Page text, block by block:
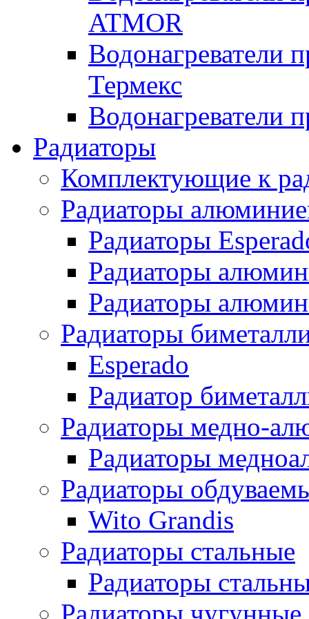
ATMOR
Водонагреватели
Термекс
Водонагреватели
Радиаторы
Комплектующие к
Радиаторы
Радиаторы
Радиаторы
Радиаторы
Радиаторы
Esperado
Радиатор
Радиаторы медно-
Радиаторы
Радиаторы
Wito Grandis
Радиаторы стальные
Радиаторы
Радиаторы чугунные